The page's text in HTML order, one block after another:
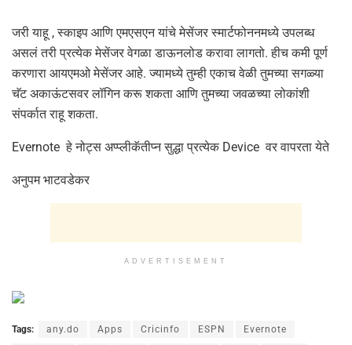
जरी याहू , स्काइप आणि एमएसएन यांचे मेसेंजर स्मार्टफोननमध्ये उपलब्ध
असलं तरी प्रत्येक मेसेंजर वेगळा डाऊनलोड करावा लागतो. हीच कमी पूर्ण
करणारा आयएमओ मेसेंजर आहे. ज्यामध्ये तुम्ही एकाच वेळी तुमच्या सगळ्या
चॅट अकाऊंटसवर लॉगिन करू शकता आणि तुमच्या जवळच्या लोकांशी
संपर्कात राहू शकता.
Evernote हे नोट्स अप्प्लीकॅतीप्न सुद्धा प्रत्येक Device वर वापरता येते
अनुपम भाटवडेकर
ADVERTISEMENT
Tags: any.do Apps Cricinfo ESPN Evernote